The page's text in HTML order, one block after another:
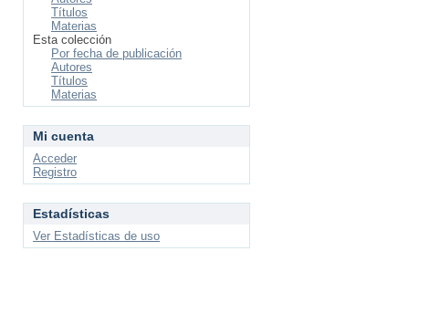
Títulos
Materias
Esta colección
Por fecha de publicación
Autores
Títulos
Materias
Mi cuenta
Acceder
Registro
Estadísticas
Ver Estadísticas de uso